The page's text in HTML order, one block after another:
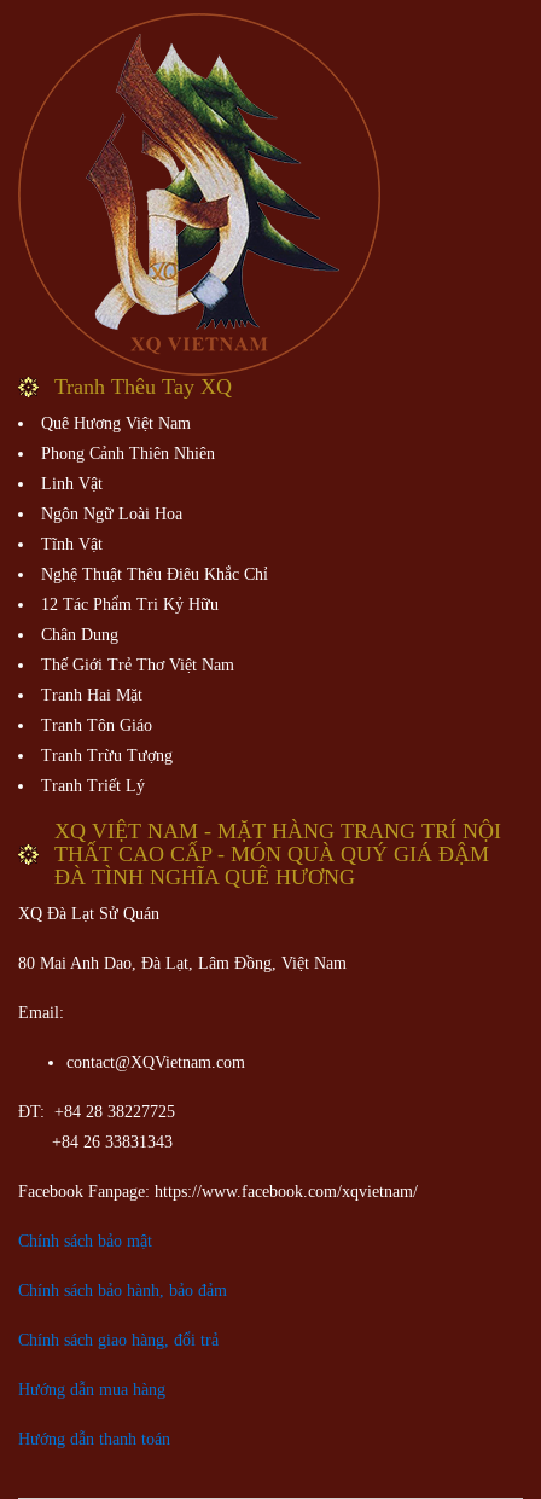
Tranh Thêu Tay XQ
Quê Hương Việt Nam
Phong Cảnh Thiên Nhiên
Linh Vật
Ngôn Ngữ Loài Hoa
Tĩnh Vật
Nghệ Thuật Thêu Điêu Khắc Chỉ
12 Tác Phẩm Tri Kỷ Hữu
Chân Dung
Thế Giới Trẻ Thơ Việt Nam
Tranh Hai Mặt
Tranh Tôn Giáo
Tranh Trừu Tượng
Tranh Triết Lý
XQ VIỆT NAM - MẶT HÀNG TRANG TRÍ NỘI
THẤT CAO CẤP - MÓN QUÀ QUÝ GIÁ ĐẬM
ĐÀ TÌNH NGHĨA QUÊ HƯƠNG
XQ Đà Lạt Sử Quán
80 Mai Anh Dao, Đà Lạt, Lâm Đồng, Việt Nam
Email:
contact@XQVietnam.com
ĐT: +84 28 38227725
+84 26 33831343
Facebook Fanpage: https://www.facebook.com/xqvietnam/
Chính sách bảo mật
Chính sách bảo hành, bảo đảm
Chính sách giao hàng, đổi trả
Hướng dẫn mua hàng
Hướng dẫn thanh toán